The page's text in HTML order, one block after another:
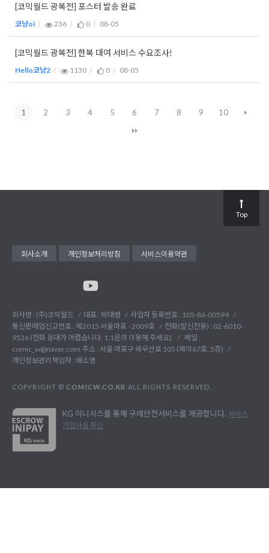
[코믹월드 광복전] 포스터 발송 완료
코냥oi 236 0 08-05
[코믹월드 광복전] 한복 대여 서비스 수요조사!
Hello코냥2 1130 0 08-05
1 2 3 4 5 6 7 8 9 10
회사소개 개인정보처리방침 서비스이용약관
회사명 : (주)코믹월드 대표 : 박대령
사업자 등록번호 : 105-86-00594
통신판매업신고번호 : 제2015 서울마포 - 2009호
전화(발신전용) : 02-6010-
9536 (전화 응대가 어렵습니다. 1:1문의 이용해 주세요)
메일 :
comic_w@naver.com 주소 : 서울 마포구 와우산로 105 (제이67호, 5층)
개인정보관리책임자 : 배소영
COPYRIGHT © COMICW.CO.KR ALL RIGHTS RESERVED.
KG 이니시스를 통해 구매안전서비스를 제공합니다. 서비스
가입사실 확인
Top